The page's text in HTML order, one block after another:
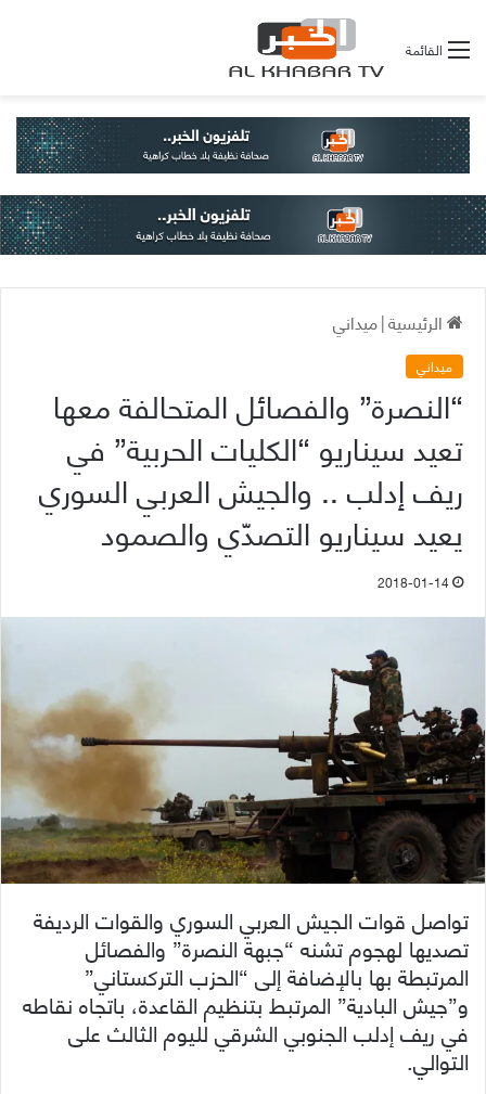
القائمة
الرئيسية|ميداني
ميداني
“النصرة” والفصائل المتحالفة معها
تعيد سيناريو “الكليات الحربية” في
ريف إدلب .. والجيش العربي السوري
يعيد سيناريو التصدّي والصمود
2018-01-14
تواصل قوات الجيش العربي السوري والقوات الرديفة
تصديها لهجوم تشنه “جبهة النصرة” والفصائل
المرتبطة بها بالإضافة إلى “الحزب التركستاني”
و”جيش البادية” المرتبط بتنظيم القاعدة، باتجاه نقاطه
في ريف إدلب الجنوبي الشرقي لليوم الثالث على
التوالي.